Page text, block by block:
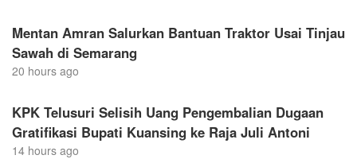
Mentan Amran Salurkan Bantuan Traktor Usai Tinjau
Sawah di Semarang
20 hours ago
KPK Telusuri Selisih Uang Pengembalian Dugaan
Gratifikasi Bupati Kuansing ke Raja Juli Antoni
14 hours ago